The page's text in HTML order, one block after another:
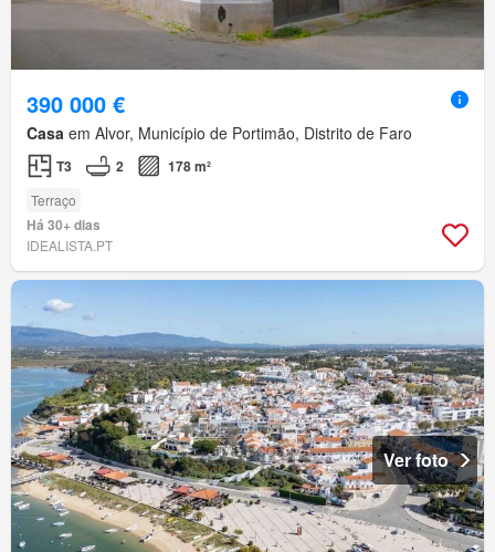
390 000 €
Casa em Alvor, Município de Portimão, Distrito de Faro
T3 2 178 m²
Terraço
Há 30+ dias
IDEALISTA.PT
Ver foto